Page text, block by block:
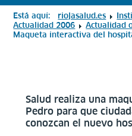
Está aquí: riojasalud.es
Actualidad 2006
Actualidad
Maqueta interactiva del
Salud realiza una
Pedro para que
conozcan el nuevo